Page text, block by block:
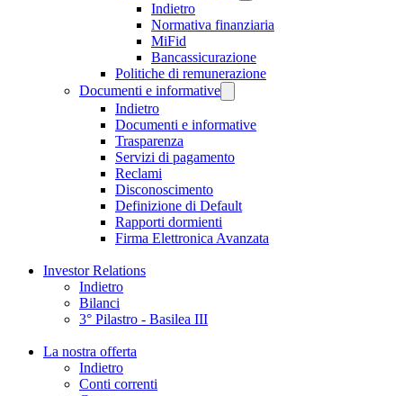
Indietro
Normativa finanziaria
MiFid
Bancassicurazione
Politiche di remunerazione
Documenti e informative
Indietro
Documenti e informative
Trasparenza
Servizi di pagamento
Reclami
Disconoscimento
Definizione di Default
Rapporti dormienti
Firma Elettronica Avanzata
Investor Relations
Indietro
Bilanci
3° Pilastro - Basilea III
La nostra offerta
Indietro
Conti correnti